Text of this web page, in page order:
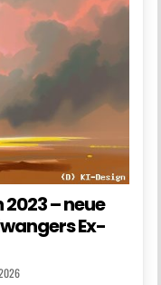
– neue
Ex-